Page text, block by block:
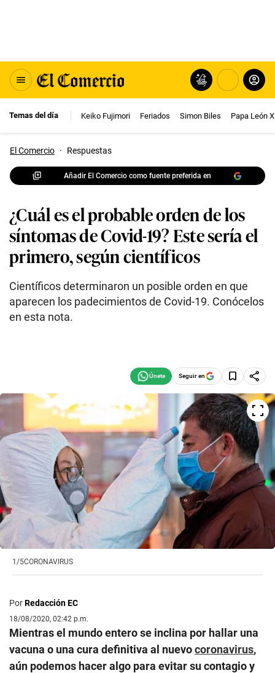
Temas del día Keiko Fujimori Feriados Simon Biles Papa León
El Comercio · Respuestas
Añadir El Comercio como fuente preferida en
¿Cuál es el probable orden de los
síntomas de Covid-19? Este sería el
primero, según científicos
Científicos determinaron un posible orden en que
aparecen los padecimientos de Covid-19. Conócelos
en esta nota.
Seguir en
1/5CORONAVIRUS
PorRedacción EC
18/08/2020, 02:42 p.m.
Mientras el mundo entero se inclina por hallar una
vacuna o una cura definitiva al nuevocoronavirus,
aún podemos hacer algo para evitar su contagio y